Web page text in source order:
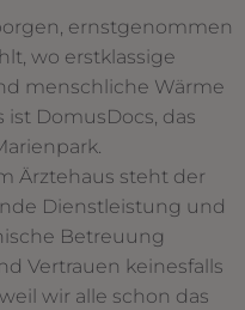
ernstgenommen
wo erstklassige
menschliche Wärme
ist DomusDocs, das
Ärztehaus steht der
Dienstleistung und
Betreuung
Vertrauen keinesfalls
wir alle schon das